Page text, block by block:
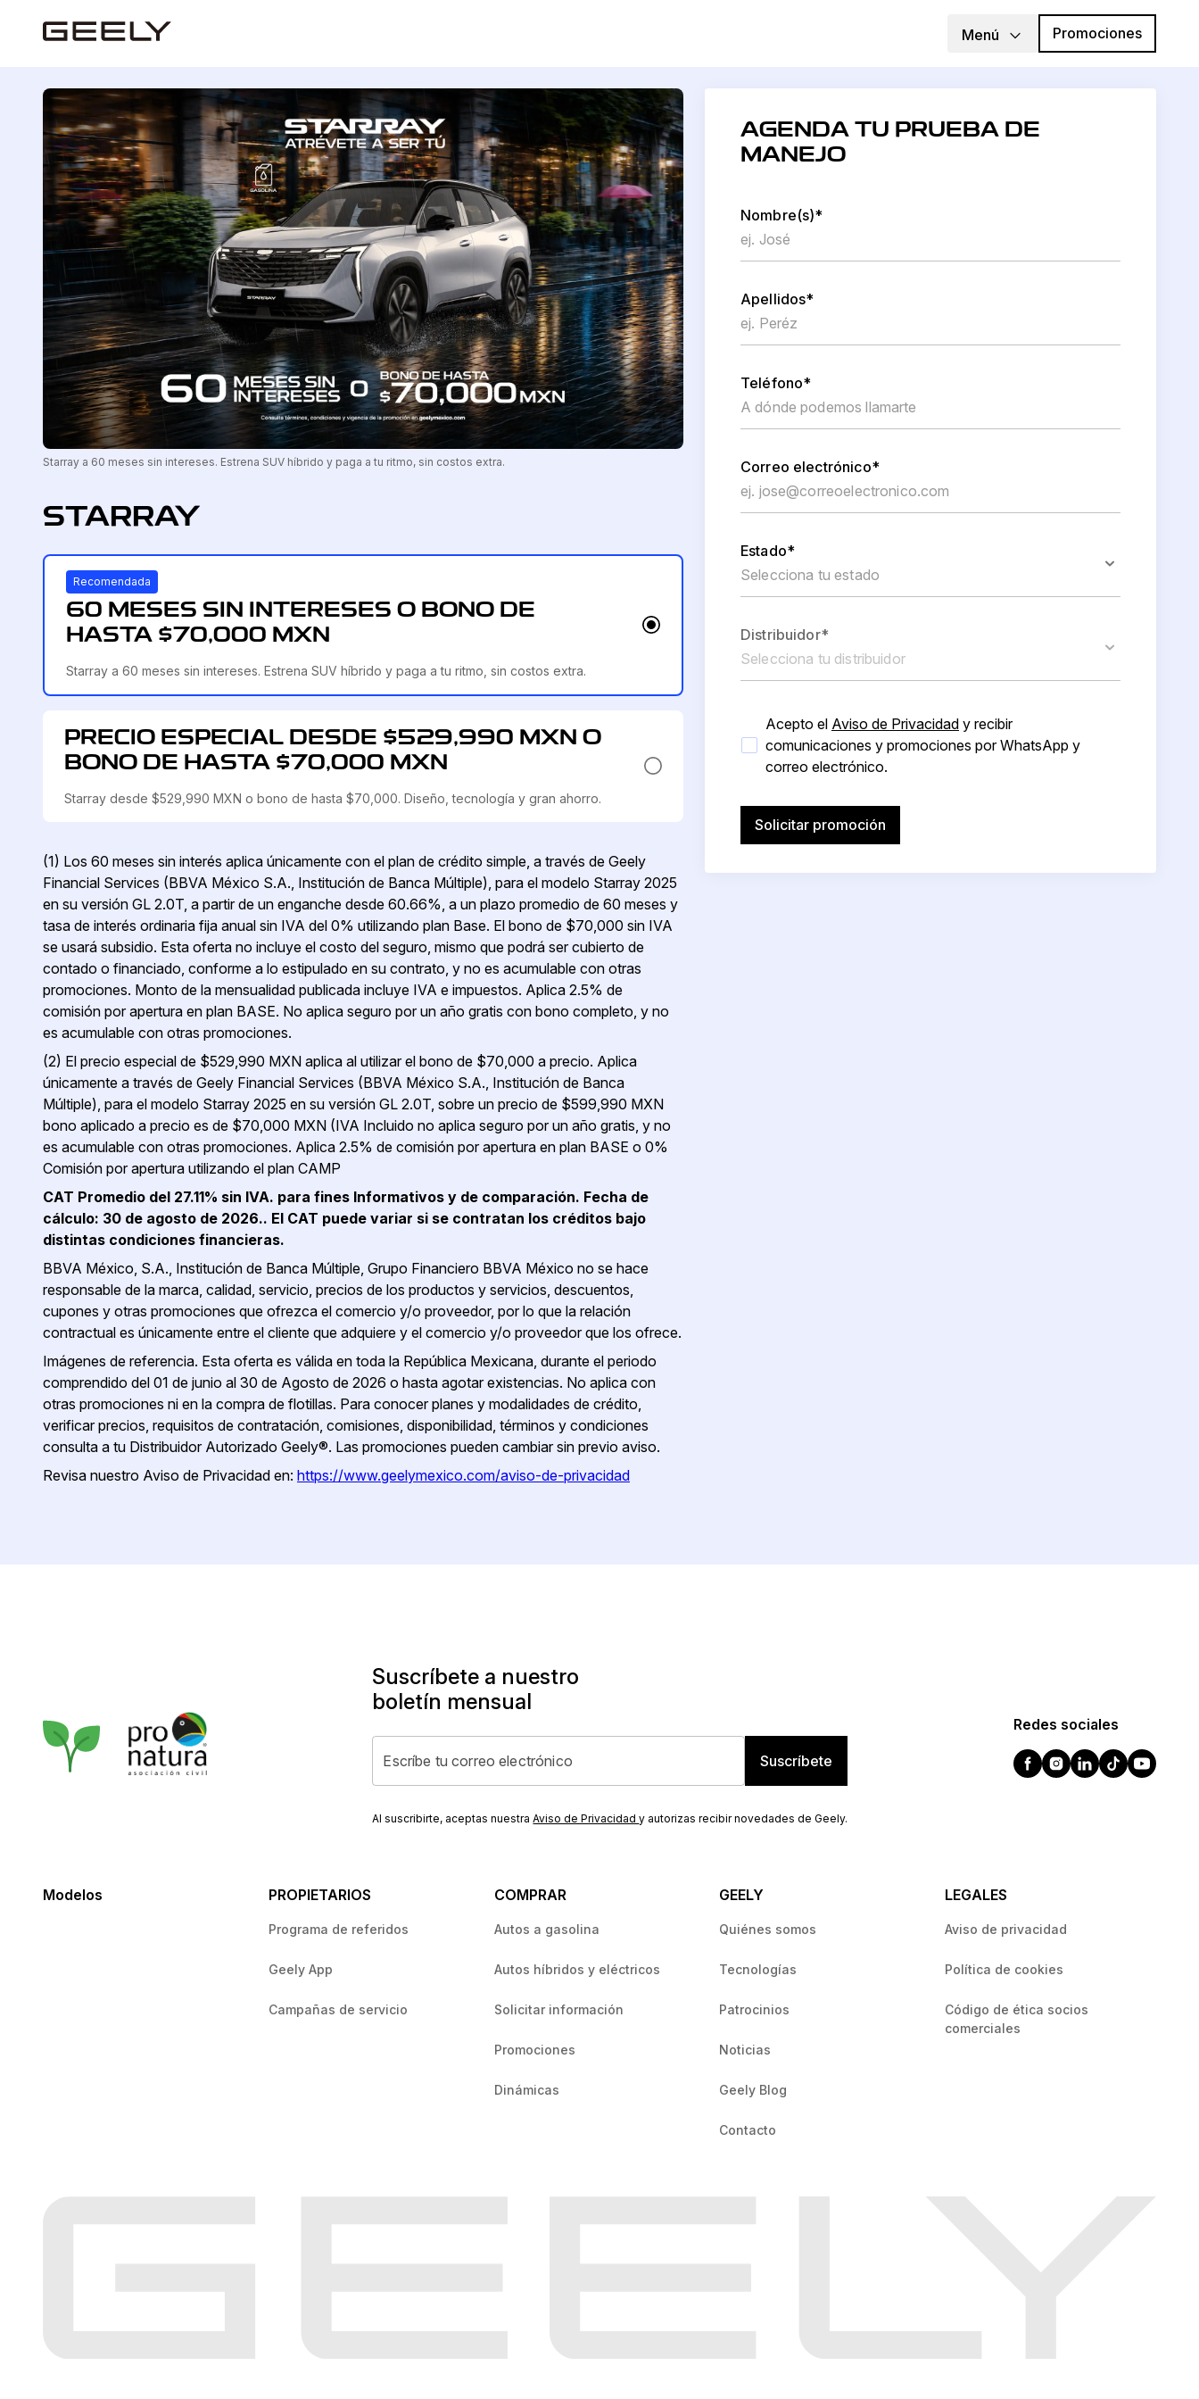
Menú Promociones
Starray a 60 meses sin intereses. Estrena SUV híbrido y paga a tu ritmo, sin costos extra.
STARRAY
Recomendada
60 MESES SIN INTERESES O BONO DE
HASTA $70,000 MXN
Starray a 60 meses sin intereses. Estrena SUV híbrido y paga a tu ritmo, sin costos extra.
PRECIO ESPECIAL DESDE $529,990 MXN O
BONO DE HASTA $70,000 MXN
Starray desde $529,990 MXN o bono de hasta $70,000. Diseño, tecnología y gran ahorro.
(1) Los 60 meses sin interés aplica únicamente con el plan de crédito simple, a través de Geely
Financial Services (BBVA México S.A., Institución de Banca Múltiple), para el modelo Starray 2025
en su versión GL 2.0T, a partir de un enganche desde 60.66%, a un plazo promedio de 60 meses y
tasa de interés ordinaria fija anual sin IVA del 0% utilizando plan Base. El bono de $70,000 sin IVA
se usará subsidio. Esta oferta no incluye el costo del seguro, mismo que podrá ser cubierto de
contado o financiado, conforme a lo estipulado en su contrato, y no es acumulable con otras
promociones. Monto de la mensualidad publicada incluye IVA e impuestos. Aplica 2.5% de
comisión por apertura en plan BASE. No aplica seguro por un año gratis con bono completo, y no
es acumulable con otras promociones.
(2) El precio especial de $529,990 MXN aplica al utilizar el bono de $70,000 a precio. Aplica
únicamente a través de Geely Financial Services (BBVA México S.A., Institución de Banca
Múltiple), para el modelo Starray 2025 en su versión GL 2.0T, sobre un precio de $599,990 MXN
bono aplicado a precio es de $70,000 MXN (IVA Incluido no aplica seguro por un año gratis, y no
es acumulable con otras promociones. Aplica 2.5% de comisión por apertura en plan BASE o 0%
Comisión por apertura utilizando el plan CAMP
CAT Promedio del 27.11% sin IVA. para fines Informativos y de comparación. Fecha de
cálculo: 30 de agosto de 2026.. El CAT puede variar si se contratan los créditos bajo
distintas condiciones financieras.
BBVA México, S.A., Institución de Banca Múltiple, Grupo Financiero BBVA México no se hace
responsable de la marca, calidad, servicio, precios de los productos y servicios, descuentos,
cupones y otras promociones que ofrezca el comercio y/o proveedor, por lo que la relación
contractual es únicamente entre el cliente que adquiere y el comercio y/o proveedor que los ofrece.
Imágenes de referencia. Esta oferta es válida en toda la República Mexicana, durante el periodo
comprendido del 01 de junio al 30 de Agosto de 2026 o hasta agotar existencias. No aplica con
otras promociones ni en la compra de flotillas. Para conocer planes y modalidades de crédito,
verificar precios, requisitos de contratación, comisiones, disponibilidad, términos y condiciones
consulta a tu Distribuidor Autorizado Geely®. Las promociones pueden cambiar sin previo aviso.
Revisa nuestro Aviso de Privacidad en: https://www.geelymexico.com/aviso-de-privacidad
AGENDA TU PRUEBA DE
MANEJO
Nombre(s)*
Apellidos*
Teléfono*
Correo electrónico*
Estado*
Distribuidor*
Acepto el Aviso de Privacidady recibir
comunicaciones y promociones por WhatsApp y
correo electrónico.
Solicitar promoción
Suscríbete a nuestro
boletín mensual
Suscríbete
Al suscribirte, aceptas nuestraAviso de Privacidady autorizas recibir novedades de Geely.
Redes sociales
Modelos PROPIETARIOS
Programa de referidos
Geely App
Campañas de servicio
COMPRAR
Autos a gasolina
Autos híbridos y eléctricos
Solicitar información
Promociones
Dinámicas
GEELY
Quiénes somos
Tecnologías
Patrocinios
Noticias
Geely Blog
Contacto
LEGALES
Aviso de privacidad
Política de cookies
Código de ética socios
comerciales